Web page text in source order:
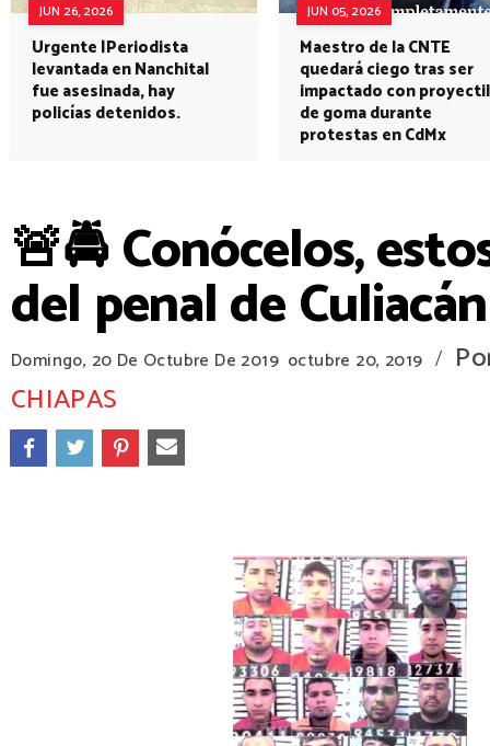
JUN 26, 2026
Urgente |Periodista
levantada en Nanchital
fue asesinada, hay
policías detenidos.
JUN 05, 2026
Maestro de la CNTE
quedará ciego tras ser
impactado con proyectil
de goma durante
protestas en CdMx
🚨🚔 Conócelos,
del penal de Culiacán
Domingo, 20 De Octubre De 2019 octubre 20, 2019 /
CHIAPAS